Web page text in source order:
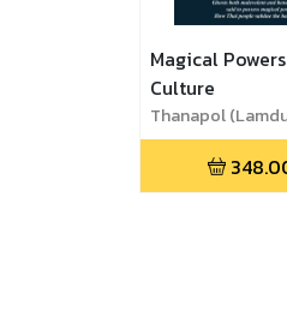
Magical
Culture
Thanapol
Chadchaidee